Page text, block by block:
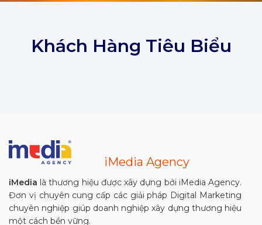
Khách Hàng Tiêu Biểu
iMedia Agency
iMedia là thương hiệu được xây dựng bởi iMedia Agency.
Đơn vị chuyên cung cấp các giải pháp Digital Marketing
chuyên nghiệp giúp doanh nghiệp xây dựng thương hiệu
một cách bền vững.